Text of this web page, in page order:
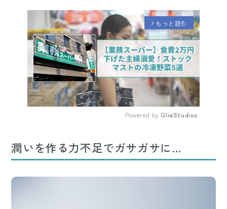
arrow_forward_ios もっと読む
Powered by GliaStudios
潤いを作る力不足でガサガサに…